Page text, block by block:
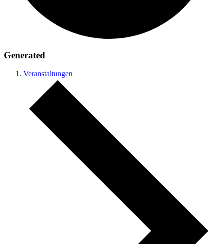
Generated
Veranstaltungen